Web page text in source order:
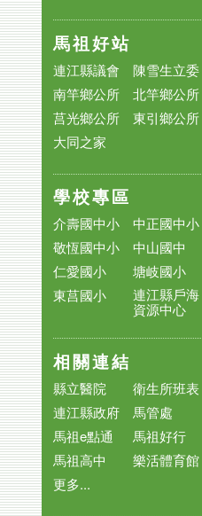
馬祖好站
連江縣議會
陳雪生立委
南竿鄉公所
北竿鄉公所
莒光鄉公所
東引鄉公所
大同之家
學校專區
介壽國中小
中正國中小
敬恆國中小
中山國中
仁愛國小
塘岐國小
東莒國小
連江縣戶海
資源中心
相關連結
縣立醫院
衛生所班表
連江縣政府
馬管處
馬祖e點通
馬祖好行
馬祖高中
樂活體育館
更多...